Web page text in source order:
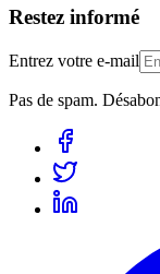
Restez informé
Entrez votre e-mail
Pas de spam.